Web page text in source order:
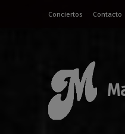
Conciertos
Contacto